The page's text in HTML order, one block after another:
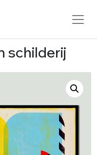
schilderij